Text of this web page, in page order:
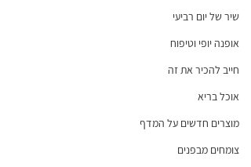
שיר של יום רביעי
אופנה יופי וטיפוח
חייב להכיר את זה
אוכל בריא
מוצרים חדשים על המדף
צומחים מבפנים